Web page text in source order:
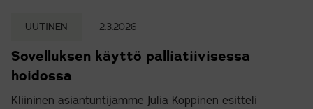
UUTINEN 2.3.2026
Sovelluksen käyttö palliatiivisessa
hoidossa
Kliininen asiantuntijamme Julia Koppinen esitteli